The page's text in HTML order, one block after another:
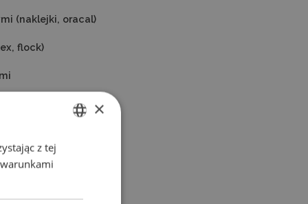
(naklejki, oracal)
flock)
×
z tej